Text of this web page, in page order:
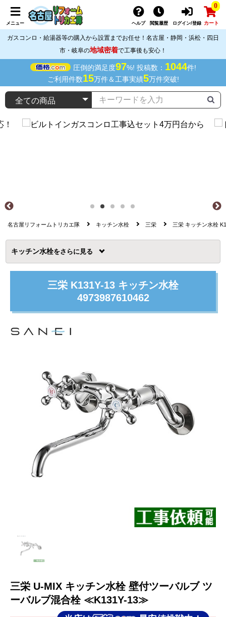
メニュー ヘルプ 閲覧履歴 ログイン/登録
0
カート
ガスコンロ・給湯器等の購入から設置までお任せ！名古屋・静岡・浜松・四日
市・岐阜の地域密着で工事後も安心！
圧倒的満足度97%! 投稿数： 1044件!
ご利用件数15万件＆工事実績5万件突破!
名古屋リフォームトリカエ隊 キッチン水栓 三栄 三栄 キッチン水栓
キッチン水栓を
三栄 K131Y-13 キッチン水栓
4973987610462
三栄 U-MIX キッチン水栓 壁付ツーバルブ ツ
ーバルブ混合栓 ≪K131Y-13≫